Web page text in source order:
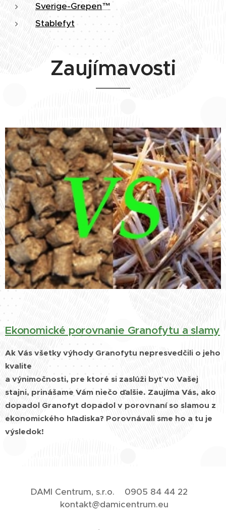
Sverige-Grepen™
Stablefyt
Zaujímavosti
Ekonomické porovnanie Granofytu a slamy
Ak Vás všetky výhody Granofytu nepresvedčili o jeho
kvalite
a výnimočnosti, pre ktoré si zaslúži byť vo Vašej
stajni, prinášame Vám niečo ďalšie. Zaujíma Vás, ako
dopadol Granofyt dopadol v porovnaní so slamou z
ekonomického hľadiska? Porovnávali sme ho a tu je
výsledok!
DAMI Centrum, s.r.o. 0905 84 44 22
kontakt@damicentrum.eu